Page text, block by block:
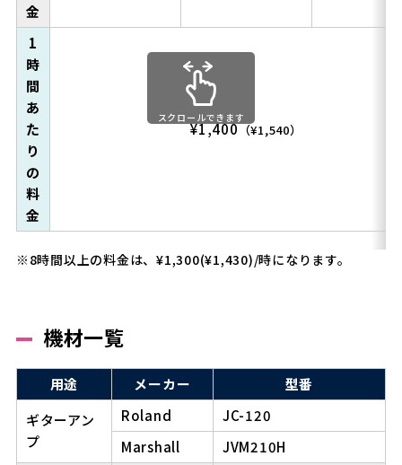
金
1
時
間
あ
た
り
の
料
金
¥1,400（¥1,540）
スクロールできます
※8時間以上の料金は、¥1,300(¥1,430)/時になります。
機材一覧
用途 メーカー
型番
ギターアン
プ
Roland
JC-120
Marshall
JVM210H